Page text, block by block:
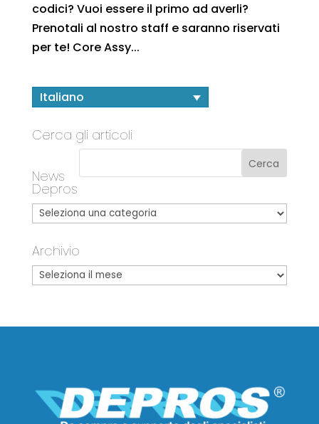
codici? Vuoi essere il primo ad averli?
Prenotali al nostro staff e saranno riservati
per te! Core Assy...
Italiano
Cerca gli articoli
News
Depros
Archivio